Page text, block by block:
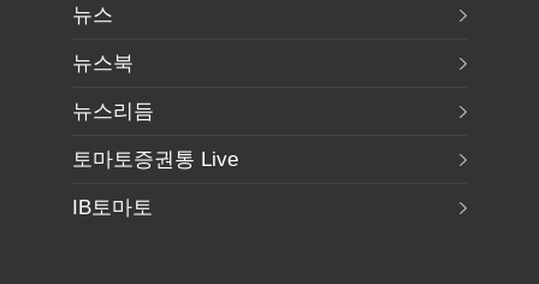
뉴스
뉴스북
뉴스리듬
토마토증권통 Live
IB토마토